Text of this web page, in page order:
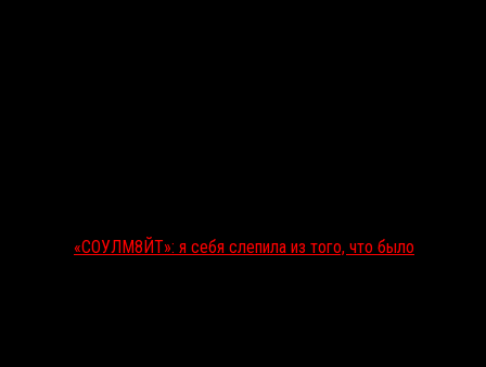
«СОУЛМ8ЙТ»: я себя слепила из того, что было